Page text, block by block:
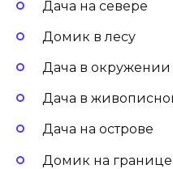
Дача на севере
Домик в лесу
Дача в окружении
Дача в
Дача на острове
Домик на границе